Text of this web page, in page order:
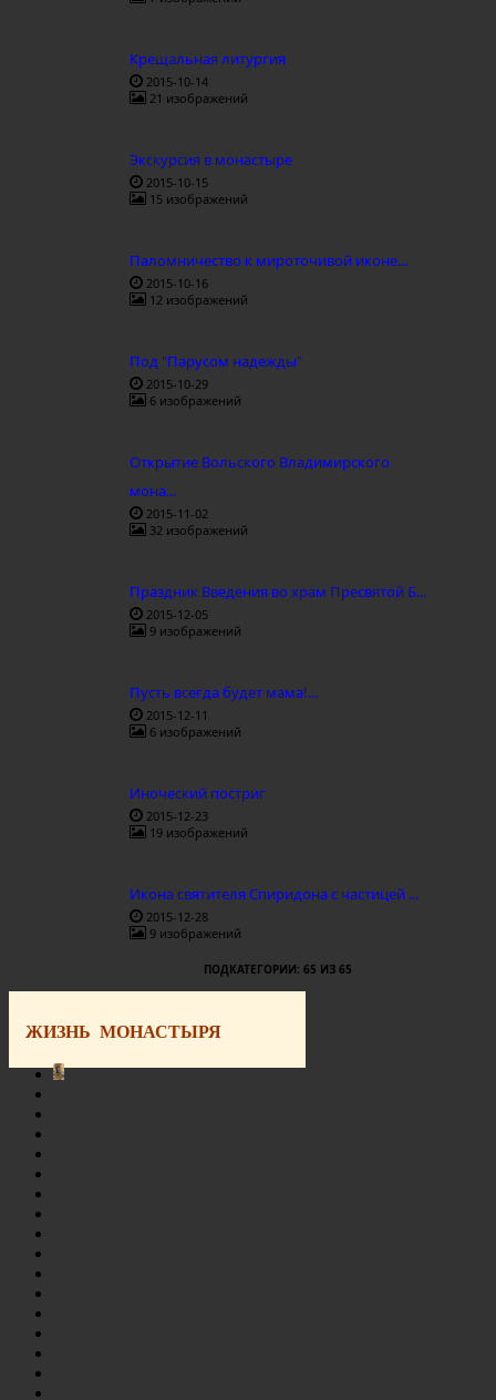
Крещальная литургия
2015-10-14
21 изображений
Экскурсия в монастыре
2015-10-15
15 изображений
Паломничество к мироточивой иконе...
2015-10-16
12 изображений
Под "Парусом надежды"
2015-10-29
6 изображений
Открытие Вольского Владимирского
мона...
2015-11-02
32 изображений
Праздник Введения во храм Пресвятой Б...
2015-12-05
9 изображений
Пусть всегда будет мама!...
2015-12-11
6 изображений
Иноческий постриг
2015-12-23
19 изображений
Икона святителя Спиридона с частицей ...
2015-12-28
9 изображений
ПОДКАТЕГОРИИ: 65 ИЗ 65
ЖИЗНЬ МОНАСТЫРЯ